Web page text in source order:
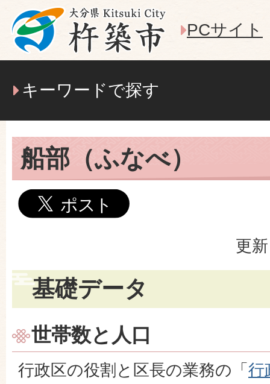
PCサイト
キーワードで探す
船部（ふなべ）
更
基礎データ
世帯数と人口
行政区の役割と区長の業務の「 行